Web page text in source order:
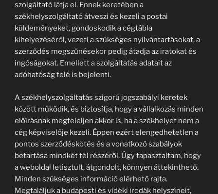
szolgáltató látja el. Ennek keretében a
székhelyszolgáltató átveszi és kezeli a postai
küldeményeket, gondoskodik a cégtábla
kihelyezéséről, vezeti a szükséges nyilvántartásokat, a
szerződés megszűnésekor pedig átadja az iratokat és
ingóságokat. Emellett a szolgáltatás adatait az
adóhatóság felé is bejelenti.
A székhelyszolgáltatás szigorú jogszabályi keretek
között működik, és biztosítja, hogy a vállalkozás minden
előírásnak megfeleljen akkor is, ha a székhelyet nem a
cég képviselője kezeli. Éppen ezért elengedhetetlen a
pontos szerződéskötés és a vonatkozó szabályok
betartása mindkét fél részéről. Úgy tapasztaltam, hogy
a weboldal letisztult, átgondolt, könnyen áttekinthető.
Minden szükséges információ elérhető rajta.
Megtaláljuk a budapesti és vidéki irodák helyszíneit,